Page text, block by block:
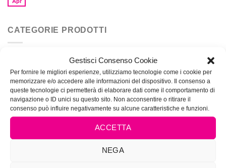
Gestisci Consenso Cookie
Per fornire le migliori esperienze, utilizziamo tecnologie come i cookie per
memorizzare e/o accedere alle informazioni del dispositivo. Il consenso a
queste tecnologie ci permetterà di elaborare dati come il comportamento di
navigazione o ID unici su questo sito. Non acconsentire o ritirare il
consenso può influire negativamente su alcune caratteristiche e funzioni.
ACCETTA
NEGA
CATEGORIE PRODOTTI
Prodotti per MakeUp
Vivi Make Up è corsi di make-up, trucco sposa, tatuaggio e